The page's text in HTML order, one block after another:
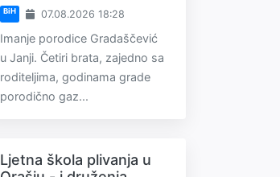
BiH 07.08.2026 18:28
Imanje porodice Gradaščević
u Janji. Četiri brata, zajedno sa
roditeljima, godinama grade
porodično gaz...
Ljetna škola plivanja u